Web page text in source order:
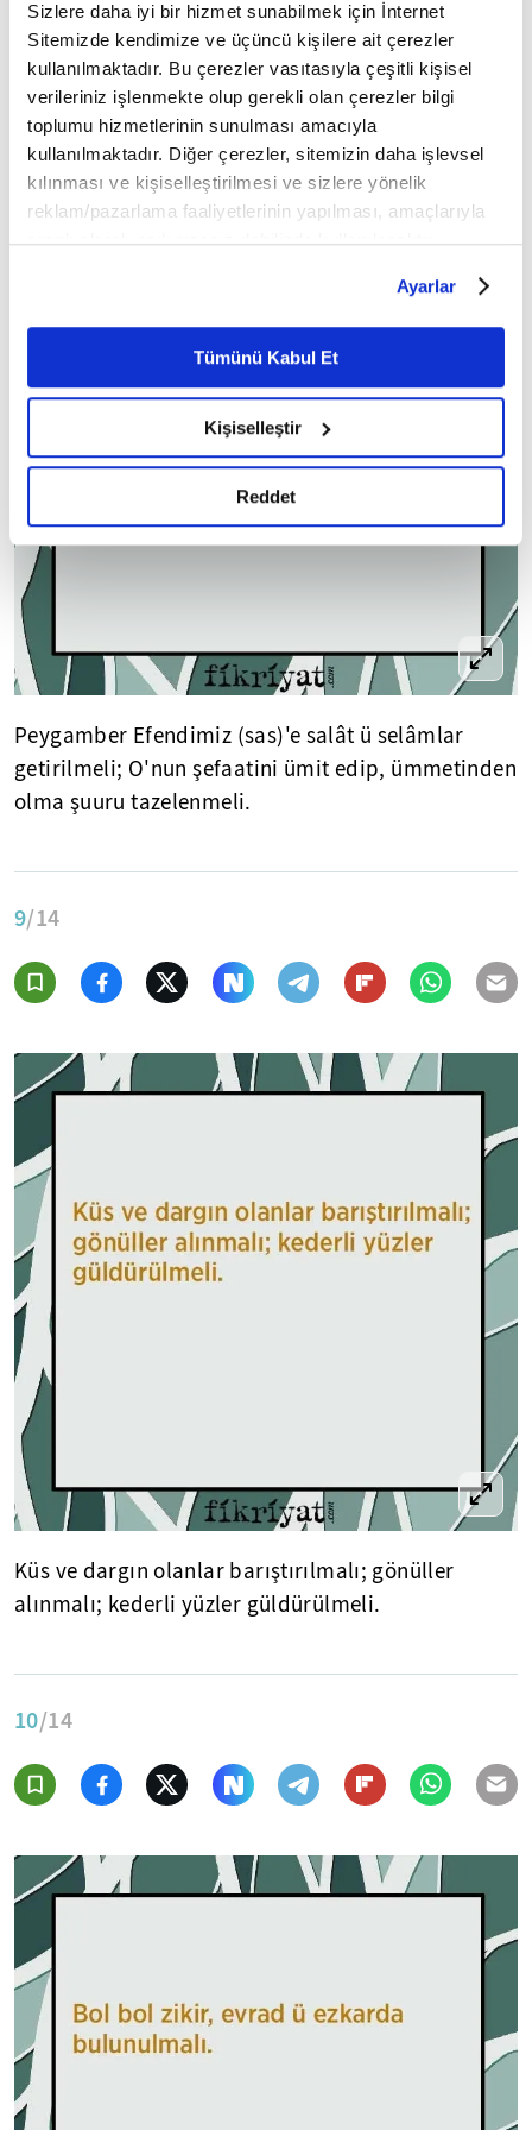
Sizlere daha iyi bir hizmet sunabilmek için İnternet
Sitemizde kendimize ve üçüncü kişilere ait çerezler
kullanılmaktadır. Bu çerezler vasıtasıyla çeşitli kişisel
verileriniz işlenmekte olup gerekli olan çerezler bilgi
toplumu hizmetlerinin sunulması amacıyla
kullanılmaktadır. Diğer çerezler, sitemizin daha işlevsel
kılınması ve kişiselleştirilmesi ve sizlere yönelik
reklam/pazarlama faaliyetlerinin yapılması, amaçlarıyla
sınırlı olarak açık rızanız dahilinde kullanılacaktır.
belirleyebilirsiniz. Çerezlere ilişkin detaylı bilgi için
Ayarlar butonuna tıklayabilir,Çerez Bilgilendirme
Metnimizi ziyaret edebilirsiniz.
6698 sayılı Kişisel Verilerin Korunması Kanunu uyarınca
okumak ve sitemizi ziyaretiniz kapsamında
gerçekleştirilen veri işleme faaliyetleri ile ilgili daha
detaylı bilgi almak için lütfentıklayınız.
Ayarlar
Tümünü Kabul Et
Kişiselleştir
Reddet
/14
Peygamber Efendimiz (sas)'e salât ü selâmlar
getirilmeli; O'nun şefaatini ümit edip, ümmetinden
olma şuuru tazelenmeli.
9/14
Küs ve dargın olanlar barıştırılmalı; gönüller
alınmalı; kederli yüzler güldürülmeli.
10/14